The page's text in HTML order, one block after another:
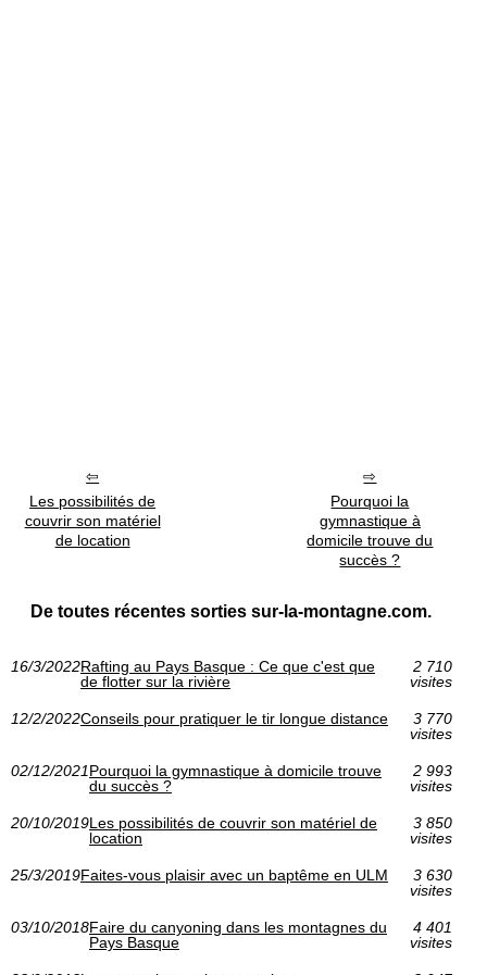
Les possibilités de
couvrir son matériel
de location
Pourquoi la
gymnastique à
domicile trouve du
succès ?
De toutes récentes sorties sur-la-montagne.com.
16/3/2022Rafting au Pays Basque : Ce que c'est que
de flotter sur la rivière
2 710
visites
12/2/2022Conseils pour pratiquer le tir longue distance
3 770
visites
02/12/2021Pourquoi la gymnastique à domicile trouve
du succès ?
2 993
visites
20/10/2019Les possibilités de couvrir son matériel de
location
3 850
visites
25/3/2019Faites-vous plaisir avec un baptême en ULM
3 630
visites
03/10/2018Faire du canyoning dans les montagnes du
Pays Basque
4 401
visites